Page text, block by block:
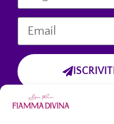
Cliccando sul pulsante